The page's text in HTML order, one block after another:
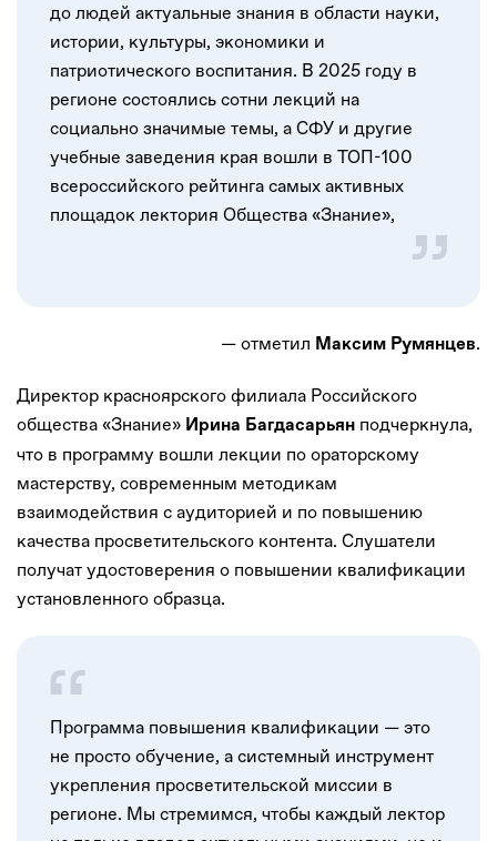
до людей актуальные знания в области науки,
истории, культуры, экономики и
патриотического воспитания. В 2025 году в
регионе состоялись сотни лекций на
социально значимые темы, а СФУ и другие
учебные заведения края вошли в ТОП-100
всероссийского рейтинга самых активных
площадок лектория Общества «Знание»,
— отметил Максим Румянцев.
Директор красноярского филиала Российского
общества «Знание» Ирина Багдасарьян подчеркнула,
что в программу вошли лекции по ораторскому
мастерству, современным методикам
взаимодействия с аудиторией и по повышению
качества просветительского контента. Слушатели
получат удостоверения о повышении квалификации
установленного образца.
Программа повышения квалификации — это
не просто обучение, а системный инструмент
укрепления просветительской миссии в
регионе. Мы стремимся, чтобы каждый лектор